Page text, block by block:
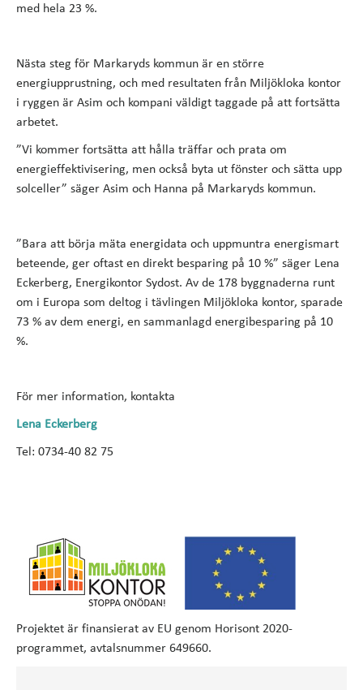
med hela 23 %.
Nästa steg för Markaryds kommun är en större
energiupprustning, och med resultaten från Miljökloka kontor
i ryggen är Asim och kompani väldigt taggade på att fortsätta
arbetet.
”Vi kommer fortsätta att hålla träffar och prata om
energieffektivisering, men också byta ut fönster och sätta upp
solceller” säger Asim och Hanna på Markaryds kommun.
”Bara att börja mäta energidata och uppmuntra energismart
beteende, ger oftast en direkt besparing på 10 %” säger Lena
Eckerberg, Energikontor Sydost. Av de 178 byggnaderna runt
om i Europa som deltog i tävlingen Miljökloka kontor, sparade
73 % av dem energi, en sammanlagd energibesparing på 10
%.
För mer information, kontakta
Lena Eckerberg
Tel: 0734-40 82 75
Projektet är finansierat av EU genom Horisont 2020-
programmet, avtalsnummer 649660.